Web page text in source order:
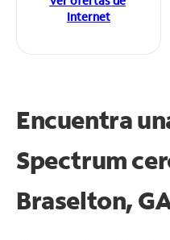
Internet
Encuentra
Spectrum
Braselton,